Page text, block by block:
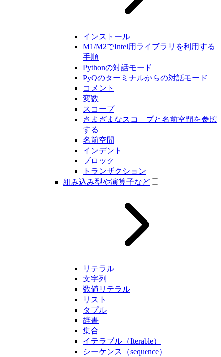
インストール
M1/M2でIntel用ライブラリを利用する
手順
Pythonの対話モード
PyQのターミナルからの対話モード
コメント
変数
スコープ
さまざまなスコープと名前空間を参照
する
名前空間
インデント
ブロック
トランザクション
組み込み型や演算子など
リテラル
文字列
数値リテラル
リスト
タプル
辞書
集合
イテラブル（Iterable）
シーケンス（sequence）